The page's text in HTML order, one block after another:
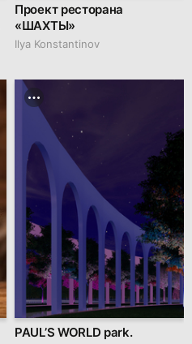
Проект ресторана
«ШАХТЫ»
Ilya Konstantinov
PAUL’S WORLD park.